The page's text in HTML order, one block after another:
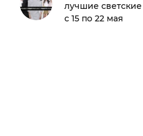
лучшие
с 15 по 22 мая